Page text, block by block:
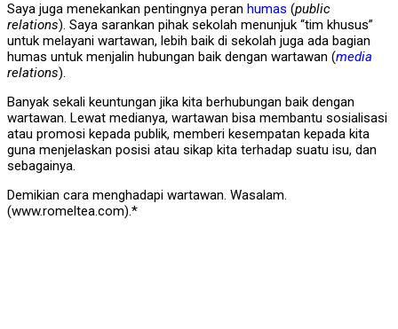
Saya juga menekankan pentingnya peran humas (public
relations). Saya sarankan pihak sekolah menunjuk “tim khusus”
untuk melayani wartawan, lebih baik di sekolah juga ada bagian
humas untuk menjalin hubungan baik dengan wartawan (media
relations).
Banyak sekali keuntungan jika kita berhubungan baik dengan
wartawan. Lewat medianya, wartawan bisa membantu sosialisasi
atau promosi kepada publik, memberi kesempatan kepada kita
guna menjelaskan posisi atau sikap kita terhadap suatu isu, dan
sebagainya.
Demikian cara menghadapi wartawan. Wasalam.
(www.romeltea.com).*